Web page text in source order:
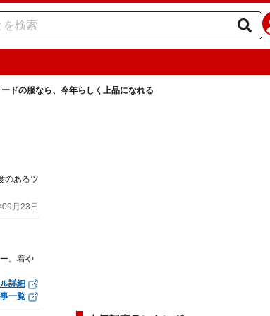
ドの服なら、今年らしく上品になれる
のあるツ
月23日
。着や
詳細
一覧